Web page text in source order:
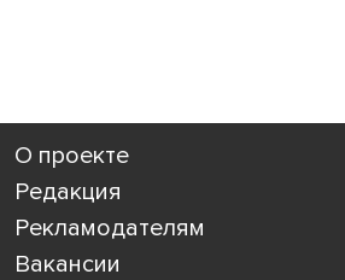
О проекте
Редакция
Рекламодателям
Вакансии